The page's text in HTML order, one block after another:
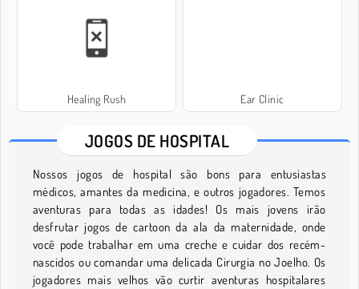
Healing Rush Ear Clinic
JOGOS DE HOSPITAL
Nossos jogos de hospital são bons para entusiastas
médicos, amantes da medicina, e outros jogadores. Temos
aventuras para todas as idades! Os mais jovens irão
desfrutar jogos de cartoon da ala da maternidade, onde
você pode trabalhar em uma creche e cuidar dos recém-
nascidos ou comandar uma delicada Cirurgia no Joelho. Os
jogadores mais velhos vão curtir aventuras hospitalares